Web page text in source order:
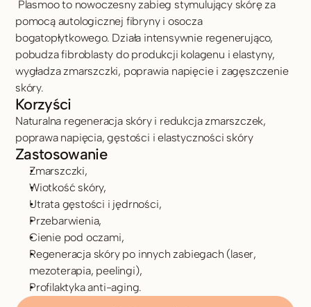
pomocą autologicznej fibryny i osocza
bogatopłytkowego. Działa intensywnie regenerująco,
pobudza fibroblasty do produkcji kolagenu i elastyny,
wygładza zmarszczki, poprawia napięcie i zagęszczenie
skóry.
Korzyści
Naturalna regeneracja skóry i redukcja zmarszczek,
poprawa napięcia, gęstości i elastyczności skóry
Zastosowanie
Zmarszczki,
Wiotkość skóry,
Utrata gęstości i jędrności,
Przebarwienia,
Cienie pod oczami,
Regeneracja skóry po innych zabiegach (laser,
mezoterapia, peelingi),
Profilaktyka anti-aging.